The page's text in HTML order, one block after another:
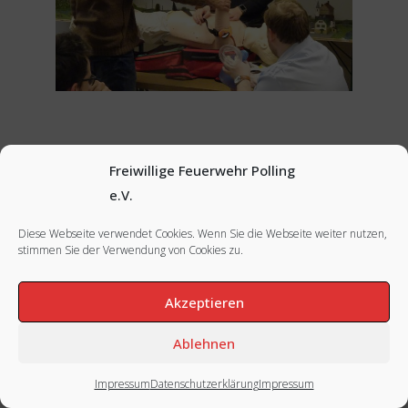
Freiwillige Feuerwehr Polling
e.V.
Diese Webseite verwendet Cookies. Wenn Sie die Webseite weiter nutzen,
stimmen Sie der Verwendung von Cookies zu.
Akzeptieren
Ablehnen
ImpressumDatenschutzerklärungImpressum